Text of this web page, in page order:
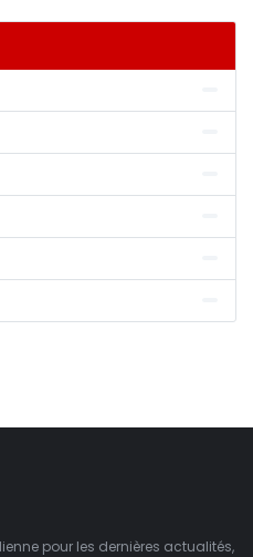
pour les dernières actualités,